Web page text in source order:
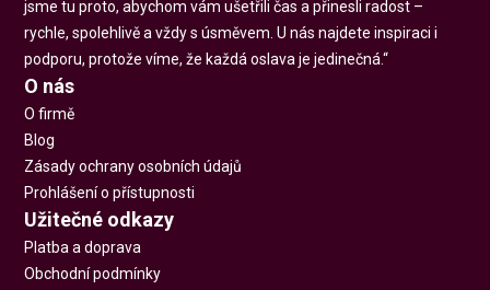
jsme tu proto, abychom vám ušetřili čas a přinesli radost –
rychle, spolehlivě a vždy s úsměvem. U nás najdete inspiraci i
podporu, protože víme, že každá oslava je jedinečná.“
O nás
O firmě
Blog
Zásady ochrany osobních údajů
Prohlášení o přístupnosti
Užitečné odkazy
Platba a doprava
Obchodní podmínky